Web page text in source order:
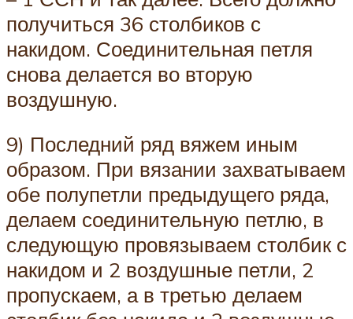
получиться 36 столбиков с
накидом. Соединительная петля
снова делается во вторую
воздушную.
9) Последний ряд вяжем иным
образом. При вязании захватываем
обе полупетли предыдущего ряда,
делаем соединительную петлю, в
следующую провязываем столбик с
накидом и 2 воздушные петли, 2
пропускаем, а в третью делаем